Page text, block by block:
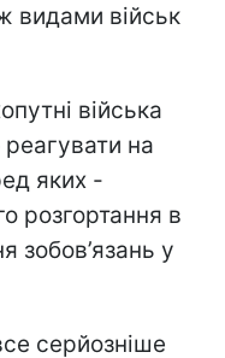
видами військ
війська
реагувати на
яких -
розгортання в
зобов’язань у
серйозніше